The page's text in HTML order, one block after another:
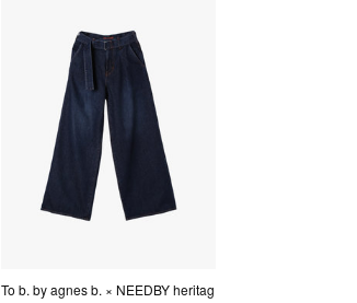
To b. by agnes b. × NEEDBY heritag